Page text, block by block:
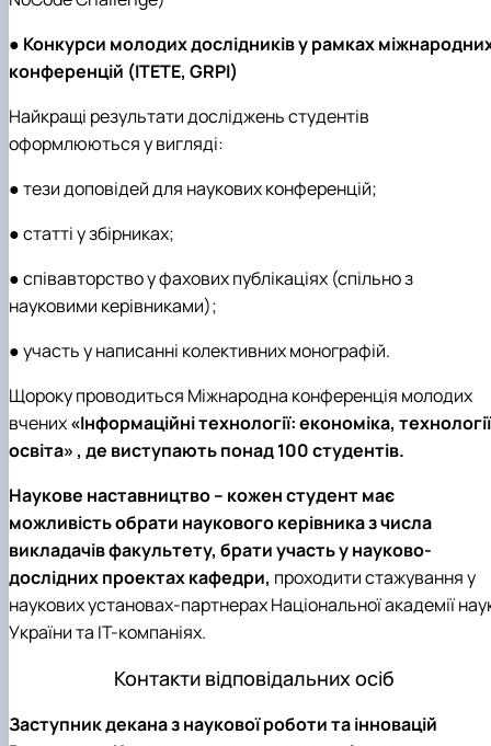
● Конкурси молодих дослідників у рамках
конференцій (ITETE, GRPI)
Найкращі результати досліджень студентів
оформлюються у вигляді:
● тези доповідей для наукових конференцій;
● статті у збірниках;
● співавторство у фахових публікаціях (спільно з
науковими керівниками);
● участь у написанні колективних монографій.
Щороку проводиться Міжнародна конференція молодих
вчених«Інформаційні технології: економіка,
освіта» , де виступають понад 100 студентів.
Наукове наставництво – кожен студент має
можливість обрати наукового керівника з числа
викладачів факультету, брати участь у науково-
дослідних проектах кафедри, проходити стажування у
наукових установах-партнерах Національної академії
України та ІТ-компаніях.
Контакти відповідальних осіб
Заступник декана з наукової роботи та інновацій